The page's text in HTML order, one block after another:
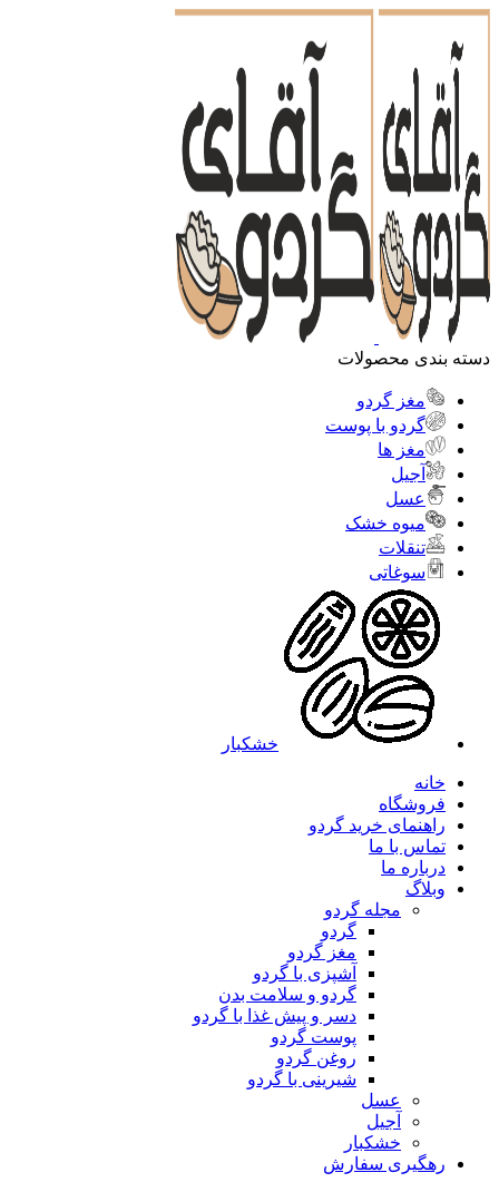
دسته بندی محصولات
مغز گردو
گردو با پوست
مغز ها
آجیل
عسل
میوه خشک
تنقلات
سوغاتی
خشکبار
خانه
فروشگاه
راهنمای خرید گردو
تماس با ما
درباره ما
وبلاگ
مجله گردو
گردو
مغز گردو
آشپزی با گردو
گردو و سلامت بدن
دسر و پیش غذا با گردو
پوست گردو
روغن گردو
شیرینی با گردو
عسل
آجیل
خشکبار
رهگیری سفارش